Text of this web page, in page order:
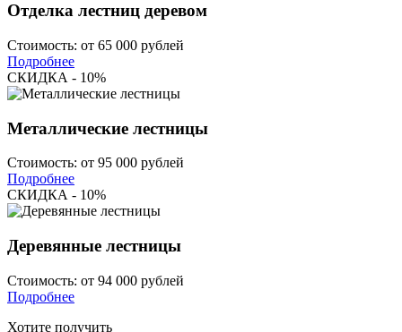
Отделка лестниц деревом
Стоимость: от 65 000 рублей
Подробнее
СКИДКА - 10%
Металлические лестницы
Стоимость: от 95 000 рублей
Подробнее
СКИДКА - 10%
Деревянные лестницы
Стоимость: от 94 000 рублей
Подробнее
Хотите получить